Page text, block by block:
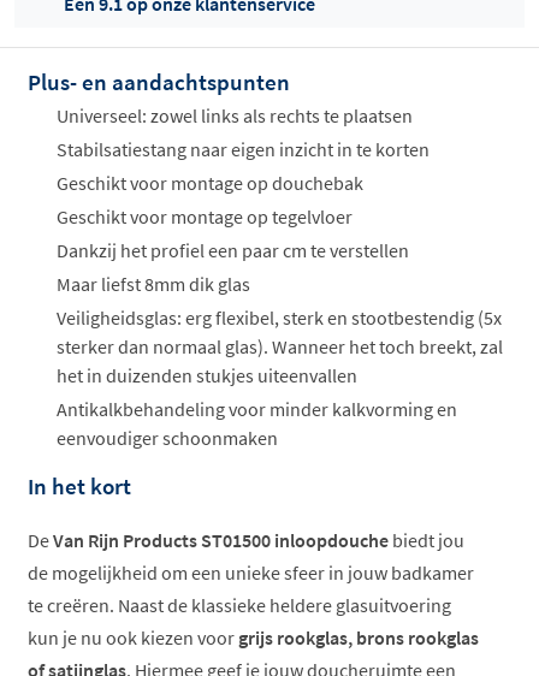
Offertes
ophalen...
Plus- en aandachtspunten
Universeel: zowel links als rechts te plaatsen
Stabilsatiestang naar eigen inzicht in te korten
Geschikt voor montage op douchebak
Geschikt voor montage op tegelvloer
Dankzij het profiel een paar cm te verstellen
Maar liefst 8mm dik glas
Veiligheidsglas: erg flexibel, sterk en stootbestendig (5x
sterker dan normaal glas). Wanneer het toch breekt, zal
het in duizenden stukjes uiteenvallen
Antikalkbehandeling voor minder kalkvorming en
eenvoudiger schoonmaken
In het kort
DeVan Rijn Products ST01500 inloopdouche biedt jou
de mogelijkheid om een unieke sfeer in jouw badkamer
te creëren. Naast de klassieke heldere glasuitvoering
kun je nu ook kiezen voor grijs rookglas, brons rookglas
of satijnglas. Hiermee geef je jouw doucheruimte een